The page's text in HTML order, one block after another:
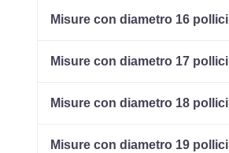
Misure con diametro 16 pollici
Misure con diametro 17 pollici
Misure con diametro 18 pollici
Misure con diametro 19 pollici